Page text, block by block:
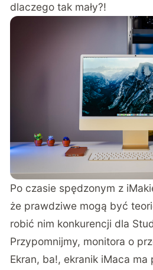
dlaczego tak mały?!
Po czasie spędzonym z
że prawdziwe mogą być
robić nim konkurencji dla
Przypomnijmy, monitora o
Ekran, ba!, ekranik iMaca